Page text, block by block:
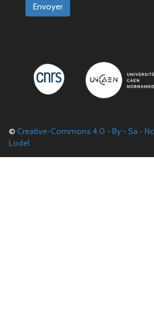
Envoyer
© Creative-Commons 4.0 - By - Sa - Nc
Lodel